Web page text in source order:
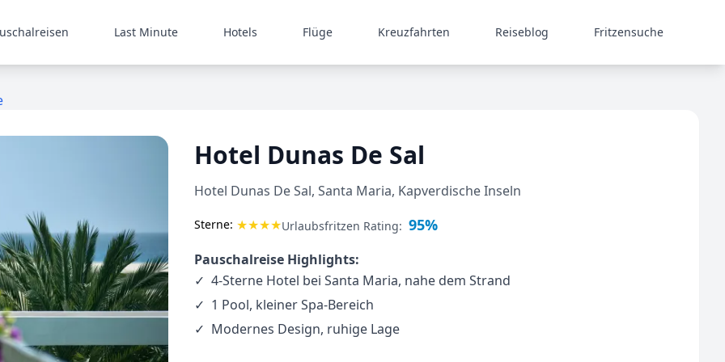
Last Minute Hotels Flüge Kreuzfahrten Reiseblog Fritzensuche
Hotel Dunas De Sal
Hotel Dunas De Sal, Santa Maria, Kapverdische Inseln
Sterne: ★★★★Urlaubsfritzen Rating: 95%
Pauschalreise Highlights:
4-Sterne Hotel bei Santa Maria, nahe dem Strand
1 Pool, kleiner Spa-Bereich
Modernes Design, ruhige Lage